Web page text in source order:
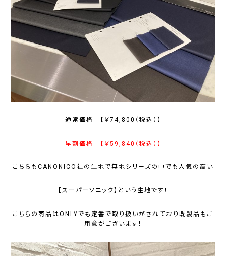
通常価格 【￥74,800（税込）】
早割価格 【￥59,840（税込）】
こちらもCANONICO社の生地で無地シリーズの中でも人気の高い
【スーパーソニック】という生地です！
こちらの商品はONLYでも定番で取り扱いがされており既製品もご
用意がございます！